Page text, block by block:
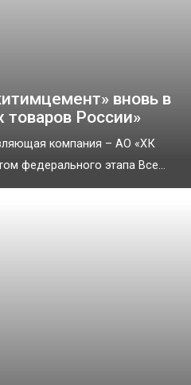
вновь в
товаров России»
компания – АО «ХК
федерального этапа Все...